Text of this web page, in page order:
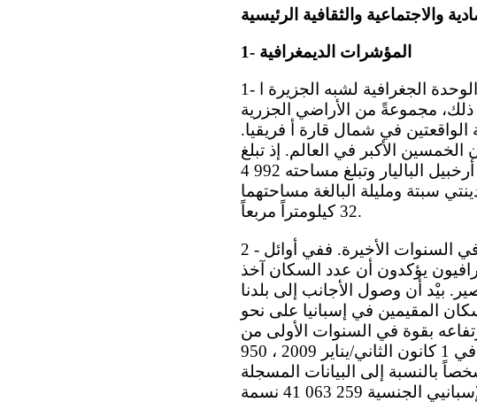
والاجتماعية والثقافية الرئيسية
1- المؤشرات الديمغرافية
1- يقع الجزء الأكبر من الإقليم الإسباني، إلى جانب البرتغال وأندورّا، في الوحدة الجغرافية لشبه الجزيرة ا
مجموعةً من الأراضي الجزرية
الواقعتين في شمال قارة أ فريقيا.
تضعها بين البلدان الخمسين الأكبر في العالم. إذ تبلغ
مساحة أراضي شبه الجزيرة 514 493 كيلومتراً مربعاً؛ فضلاً عن أرخبيل الباليار وتبلغ مساحته 992 4
492 7 كيلومتراً مربعاً؛ ومدينتي سبتة ومليلة البالغة مساحتهما
32 كيلومتراً مربعاً.
2 - وقد بدأت أعداد السكان المقيمين في إسبانيا تزداد زيادةً غير متوقعة في السنوات الأخيرة. ففي أوائل
يؤكدون أن عدد السكان آخذ
نسمة على المدى القصير. بيْد أن وصول الأجانب إلى بلدنا
المقيمين في إسبانيا على نحو
بقوة في السنوات الأولى من
القرن الحادي والعشرين. وبلغ مجموع السكان المقيمين في إسبانيا في 1 كانون الثاني/يناير 2009 ، 950
نسمة، وفقاً لسجل البلديات، ما يشكل زيادةً بمقدار 128 504 شخصاً بالنسبة إلى البيانات المسجلة
في 1 كانون الثاني/يناير 2008. ومن هذا المجموع، يبلغ عدد الأشخاص الإسبانيي الجنسية 259 063 41 نسمة